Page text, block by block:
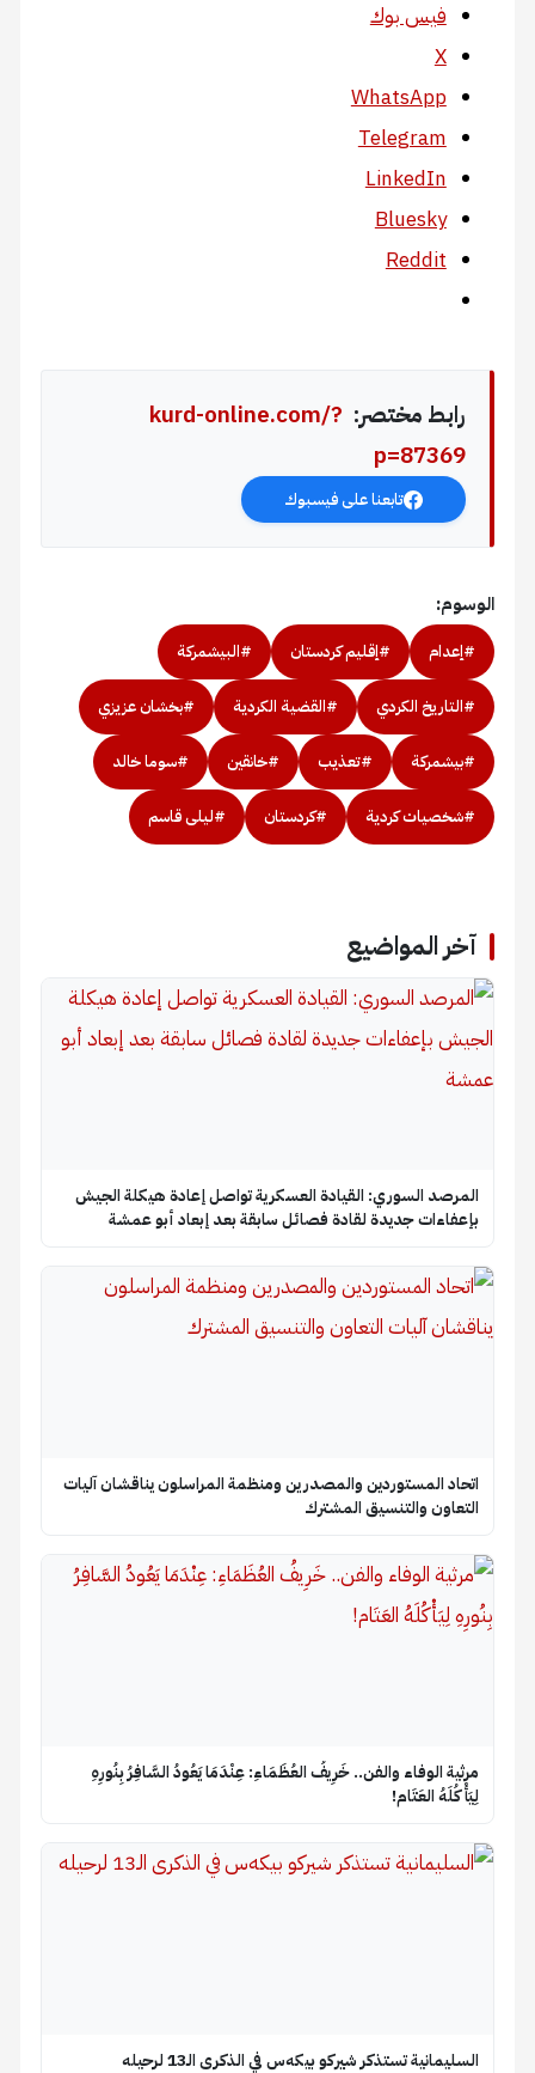
فيس بوك
X
WhatsApp
Telegram
LinkedIn
Bluesky
Reddit
رابط مختصر: kurd-online.com/?
p=87369
تابعنا على فيسبوك
الوسوم:
#إعدام #إقليم كردستان #البيشمركة
#التاريخ الكردي #القضية الكردية #بخشان عزيزي
#بيشمركة #تعذيب #خانقين #سوما خالد
#شخصيات كردية #كردستان #ليلى قاسم
آخر المواضيع
المرصد السوري: القيادة العسكرية تواصل إعادة هيكلة الجيش
بإعفاءات جديدة لقادة فصائل سابقة بعد إبعاد أبو عمشة
اتحاد المستوردين والمصدرين ومنظمة المراسلون يناقشان آليات
التعاون والتنسيق المشترك
​مرثية الوفاء والفن.. خَرِيفُ العُظَمَاءِ: عِنْدَمَا يَعُودُ السَّافِرُ بِنُورِهِ
لِيَأْكُلَهُ العَتَام!
السليمانية تستذكر شيركو بيكه‌س في الذكرى الـ13 لرحيله